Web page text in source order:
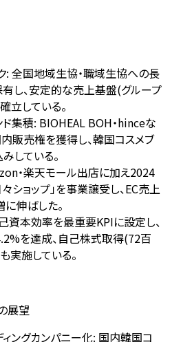
: 全国地域生協・職域生協への長
し、安定的な売上基盤(グループ
立している。
集積: BIOHEAL BOH・hinceな
販売権を獲得し、韓国コスメブ
している。
・楽天モール出店に加え2024
ショップ」を事業譲受し、EC売上
伸ばした。
資本効率を最重要KPIに設定し、
を達成、自己株式取得(72百
施している。
展望
ングカンパニー化: 国内韓国コ